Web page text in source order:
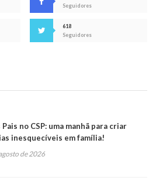
Seguidores
618
Seguidores
Pais no CSP: uma manhã para criar
inesquecíveis em família!
de 2026